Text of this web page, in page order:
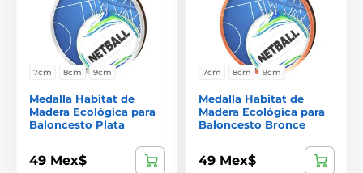
7cm 8cm 9cm
Medalla Habitat de
Madera Ecológica para
Baloncesto Plata
49 Mex$
7cm 8cm 9cm
Medalla Habitat de
Madera Ecológica para
Baloncesto Bronce
49 Mex$